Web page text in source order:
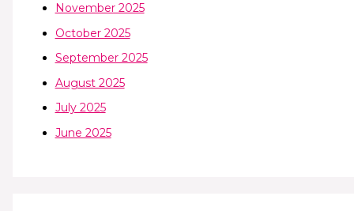
November 2025
October 2025
September 2025
August 2025
July 2025
June 2025